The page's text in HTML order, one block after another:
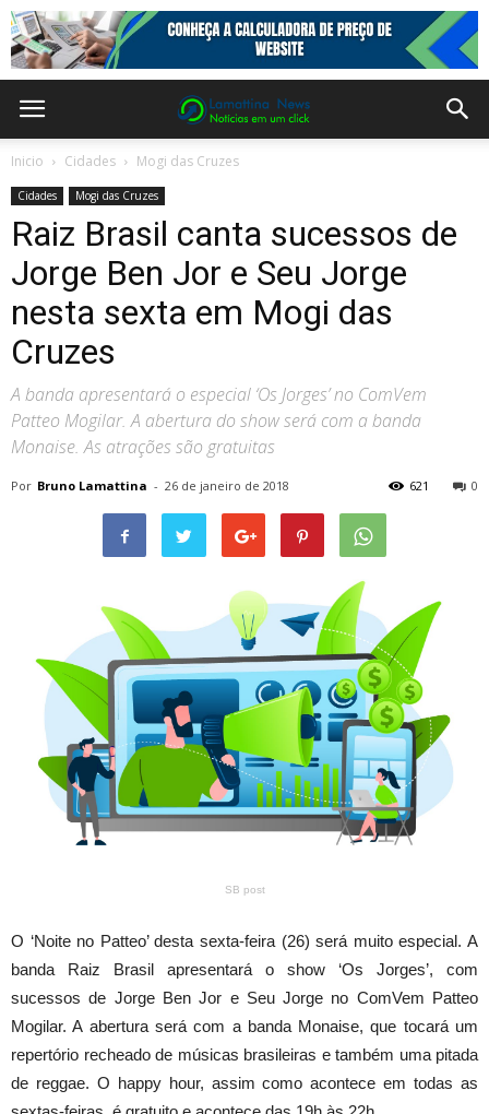
Inicio Cidades Mogi das Cruzes
Cidades Mogi das Cruzes
Raiz Brasil canta sucessos de
Jorge Ben Jor e Seu Jorge
nesta sexta em Mogi das
Cruzes
A banda apresentará o especial ‘Os Jorges’ no ComVem
Patteo Mogilar. A abertura do show será com a banda
Monaise. As atrações são gratuitas
Por Bruno Lamattina - 26 de janeiro de 2018 0
621
SB post
O ‘Noite no Patteo’ desta sexta-feira (26) será muito especial. A
banda Raiz Brasil apresentará o show ‘Os Jorges’, com
sucessos de Jorge Ben Jor e Seu Jorge no ComVem Patteo
Mogilar. A abertura será com a banda Monaise, que tocará um
repertório recheado de músicas brasileiras e também uma pitada
de reggae. O happy hour, assim como acontece em todas as